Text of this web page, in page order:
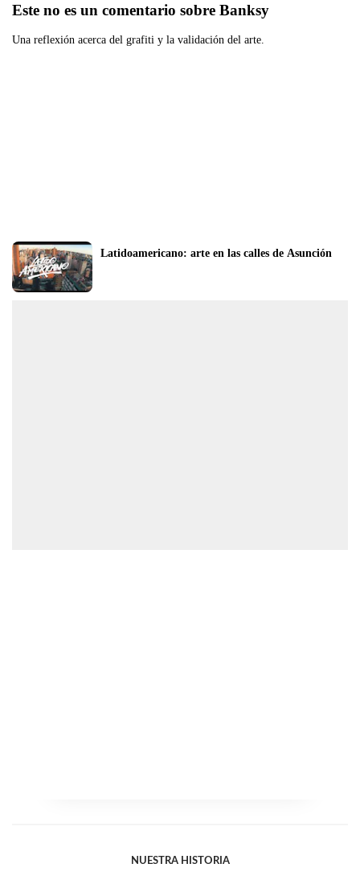
Este no es un comentario sobre Banksy
Una reflexión acerca del grafiti y la validación del arte.
Latidoamericano: arte en las calles de Asunción
NUESTRA HISTORIA